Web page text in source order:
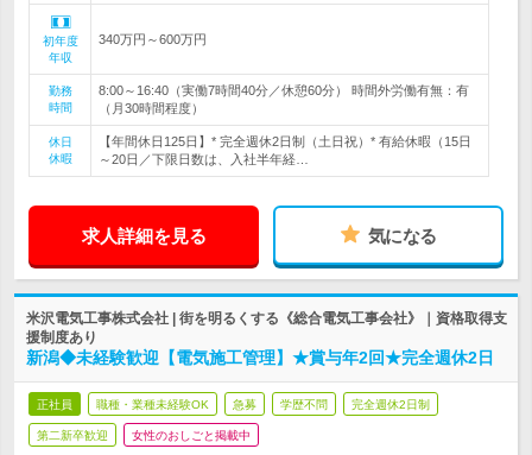
初年度
年収
340万円～600万円
勤務
時間
8:00～16:40（実働7時間40分／休憩60分） 時間外労働有無：有
（月30時間程度）
休日
休暇
【年間休日125日】* 完全週休2日制（土日祝）* 有給休暇（15日
～20日／下限日数は、入社半年経…
求人詳細を見る 気になる
米沢電気工事株式会社 | 街を明るくする《総合電気工事会社》｜資格取得支
援制度あり
新潟◆未経験歓迎【電気施工管理】★賞与年2回★完全週休2日
正社員 職種・業種未経験OK 急募 学歴不問 完全週休2日制
第二新卒歓迎 女性のおしごと掲載中